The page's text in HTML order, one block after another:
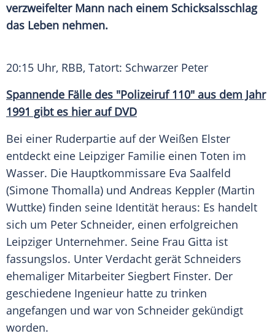
verzweifelter Mann nach einem Schicksalsschlag
das Leben nehmen.
20:15 Uhr, RBB, Tatort: Schwarzer Peter
Spannende Fälle des "Polizeiruf 110" aus dem Jahr
1991 gibt es hier auf DVD
Bei einer Ruderpartie auf der Weißen Elster
entdeckt eine Leipziger Familie einen Toten im
Wasser. Die Hauptkommissare Eva Saalfeld
(Simone Thomalla) und Andreas Keppler (Martin
Wuttke) finden seine Identität heraus: Es handelt
sich um Peter Schneider, einen erfolgreichen
Leipziger Unternehmer. Seine Frau Gitta ist
fassungslos. Unter Verdacht gerät Schneiders
ehemaliger Mitarbeiter Siegbert Finster. Der
geschiedene Ingenieur hatte zu trinken
angefangen und war von Schneider gekündigt
worden.